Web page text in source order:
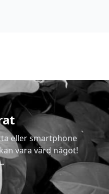
eller smartphone
vara värd något!